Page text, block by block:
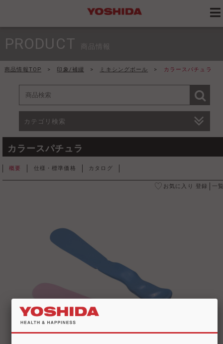
PRODUCT 商品情報
商品情報TOP > 印象/補綴 > ミキシングボール > カラースパチュラ
カテゴリ検索
カラースパチュラ
概要 仕様・標準価格 カタログ
お気に入り 登録 一